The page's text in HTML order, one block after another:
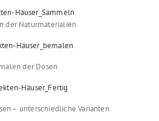
der Naturmaterialien
der Dosen
– unterschiedliche Varianten